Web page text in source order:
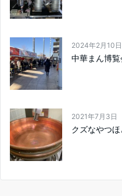
2024年2月10日
中華まん博
2021年7月3日
クズなやつ